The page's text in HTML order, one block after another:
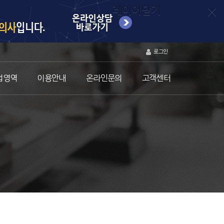
레이어닫기
로그인
영역 이용안내 온라인문의 고객센터